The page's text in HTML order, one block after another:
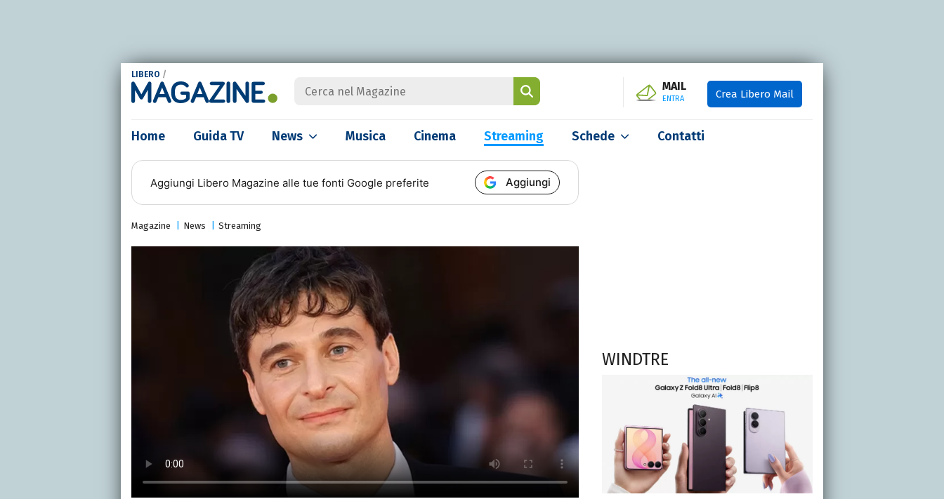
LIBERO /
MAIL
ENTRA Crea Libero Mail
Home Guida TV News Musica Cinema Streaming Schede Contatti
Aggiungi Libero Magazine alle tue fonti Google preferite Aggiungi
Magazine News Streaming
WINDTRE